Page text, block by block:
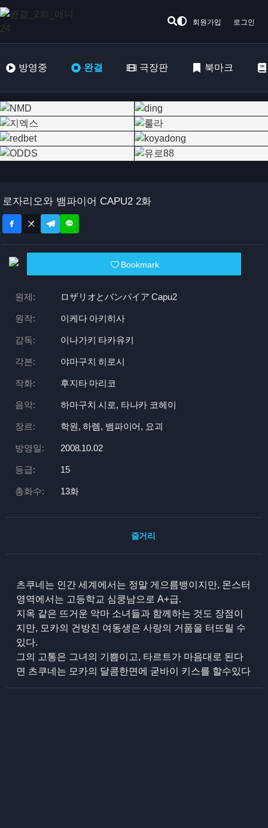
회원가입 로그인
방영중 완결 극장판 북마크
로자리오와 뱀파이어 CAPU2 2화
Bookmark
원제: ロザリオとバンパイア Capu2
원작: 이케다 아키히사
감독: 이나가키 타카유키
각본: 야마구치 히로시
작화: 후지타 마리코
음악: 하마구치 시로, 타나카 코헤이
장르: 학원, 하렘, 뱀파이어, 요괴
방영일: 2008.10.02
등급: 15
총화수: 13화
줄거리
츠쿠네는 인간 세계에서는 정말 게으름뱅이지만, 몬스터
영역에서는 고등학교 심쿵남으로 A+급.
지옥 같은 뜨거운 악마 소녀들과 함께하는 것도 장점이
지만, 모카의 건방진 여동생은 사랑의 거품을 터뜨릴 수
있다.
그의 고통은 그녀의 기쁨이고, 타르트가 마음대로 된다
면 츠쿠네는 모카의 달콤한면에 굳바이 키스를 할수있다